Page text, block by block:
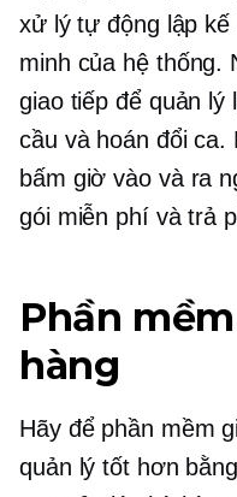
xử lýtự động lập kế
minh của hệ thống.
giao tiếp để quản lý
cầu và hoán đổi ca.
bấm giờ vào và ra
gói miễn phí và trả
Phần
hàng
Hãy để phần mềm
quản lý tốt hơn